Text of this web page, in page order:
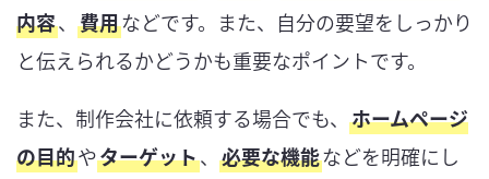
内容、 費用などです。また、自分の要望をしっかり
と伝えられるかどうかも重要なポイントです。
また、制作会社に依頼する場合でも、 ホームページ
の目的やターゲット、 必要な機能などを明確にし